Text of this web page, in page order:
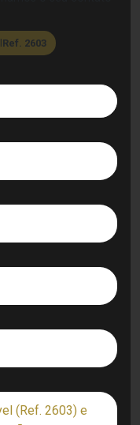
Ref. 2603